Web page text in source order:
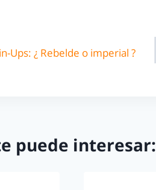
Ups: ¿ Rebelde o imperial ?
puede interesar: